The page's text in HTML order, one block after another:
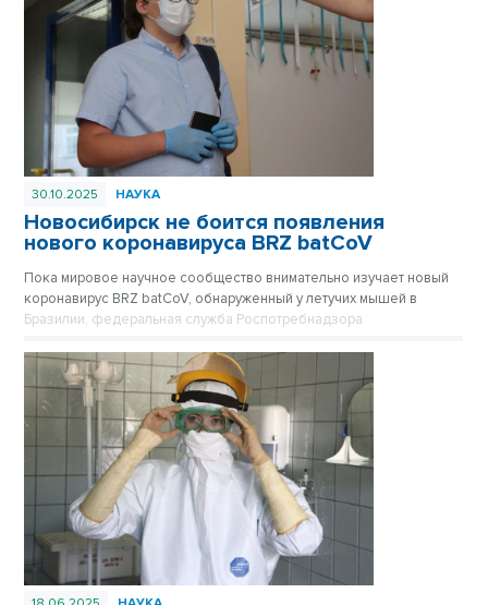
30.10.2025 НАУКА
Новосибирск не боится появления
нового коронавируса BRZ batCoV
Пока мировое научное сообщество внимательно изучает новый
коронавирус BRZ batCoV, обнаруженный у летучих мышей в
Бразилии, федеральная служба Роспотребнадзора
оперативном контроле.